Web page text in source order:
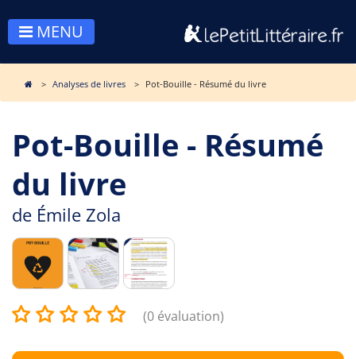
MENU
Analyses de livres Pot-Bouille - Résumé du livre
Pot-Bouille - Résumé
du livre
de Émile Zola
(0 évaluation)